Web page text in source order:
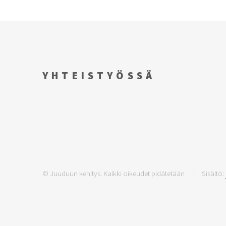
YHTEISTYÖSSÄ
© Juuduun kehitys. Kaikki oikeudet pidätetään Sisältö: